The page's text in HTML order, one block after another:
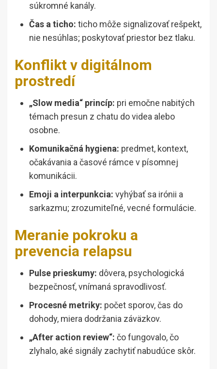
súkromné kanály.
Čas a ticho: ticho môže signalizovať rešpekt,
nie nesúhlas; poskytovať priestor bez tlaku.
Konflikt v digitálnom
prostredí
„Slow media“ princíp: pri emočne nabitých
témach presun z chatu do videa alebo
osobne.
Komunikačná hygiena: predmet, kontext,
očakávania a časové rámce v písomnej
komunikácii.
Emoji a interpunkcia: vyhýbať sa irónii a
sarkazmu; zrozumiteľné, vecné formulácie.
Meranie pokroku a
prevencia relapsu
Pulse prieskumy: dôvera, psychologická
bezpečnosť, vnímaná spravodlivosť.
Procesné metriky: počet sporov, čas do
dohody, miera dodržania záväzkov.
„After action review“: čo fungovalo, čo
zlyhalo, aké signály zachytiť nabudúce skôr.